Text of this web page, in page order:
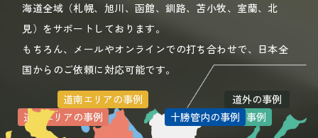
海道全域（札幌、旭川、函館、釧路、苫小牧、室蘭、北
見）をサポートしております。
もちろん、メールやオンラインでの打ち合わせで、日本全
国からのご依頼に対応可能です。
道北エリアの事例 道東エリアの事例
道央エリアの事例
道南エリアの事例
十勝管内の事例
道外の事例